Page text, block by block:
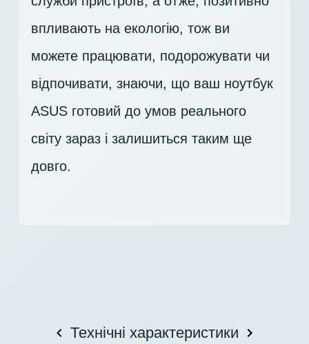
впливають на екологію, тож ви
можете працювати, подорожувати чи
відпочивати, знаючи, що ваш ноутбук
ASUS готовий до умов реального
світу зараз і залишиться таким ще
довго.
Технічні характеристики